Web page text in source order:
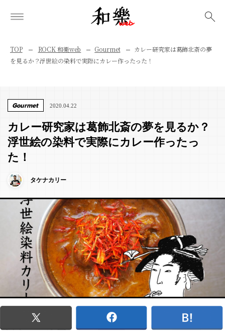
TOP ROCK 和樂web Gourmet
カレー研究家は葛飾北斎の夢
を見るか？浮世絵の染料で実際にカレー作ったった！
Gourmet 2020.04.22
カレー研究家は葛飾北斎の夢を見るか？
浮世絵の染料で実際にカレー作ったっ
た！
タケナカリー